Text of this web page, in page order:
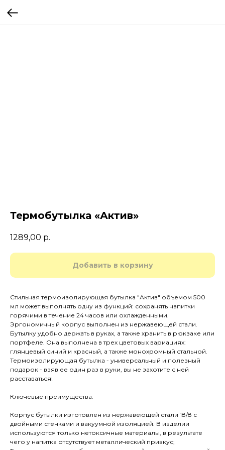
Термобутылка «Актив»
1289,00 р.
Добавить в корзину
Стильная термоизолирующая бутылка "Актив" объемом 500
мл может выполнять одну из функций: сохранять напитки
горячими в течение 24 часов или охлажденными.
Эргономичный корпус выполнен из нержавеющей стали.
Бутылку удобно держать в руках, а также хранить в рюкзаке или
портфеле. Она выполнена в трех цветовых вариациях:
глянцевый синий и красный, а также монохромный стальной.
Термоизолирующая бутылка - универсальный и полезный
подарок - взяв ее один раз в руки, вы не захотите с ней
расставаться!
Ключевые преимущества:
Корпус бутылки изготовлен из нержавеющей стали 18/8 с
двойными стенками и вакуумной изоляцией. В изделии
используются только нетоксичные материалы, в результате
чего у напитка отсутствует металлический привкус;